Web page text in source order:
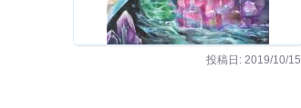
投稿日: 2019/10/15